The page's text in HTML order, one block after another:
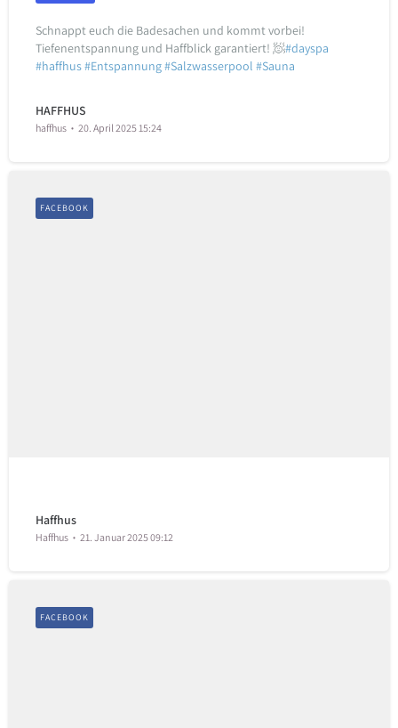
Schnappt euch die Badesachen und kommt vorbei!
Tiefenentspannung und Haffblick garantiert! 🧖#dayspa
#haffhus#Entspannung#Salzwasserpool #Sauna
HAFFHUS
haffhus 20. April 2025 15:24
Haffhus
Haffhus 21. Januar 2025 09:12
FACEBOOK
FACEBOOK